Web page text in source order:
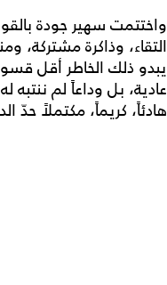
واختتمت سهير جودة
التقاء، وذاكرة مشتركة،
يبدو ذلك الخاطر أقل
عادية، بل وداعاً لم
هادئاً، كريماً، مكتملاً حدّ